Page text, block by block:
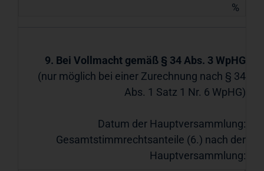
%
9. Bei Vollmacht gemäß § 34 Abs. 3 WpHG
(nur möglich bei einer Zurechnung nach § 34
Abs. 1 Satz 1 Nr. 6 WpHG)
Datum der Hauptversammlung:
Gesamtstimmrechtsanteile (6.) nach der
Hauptversammlung: